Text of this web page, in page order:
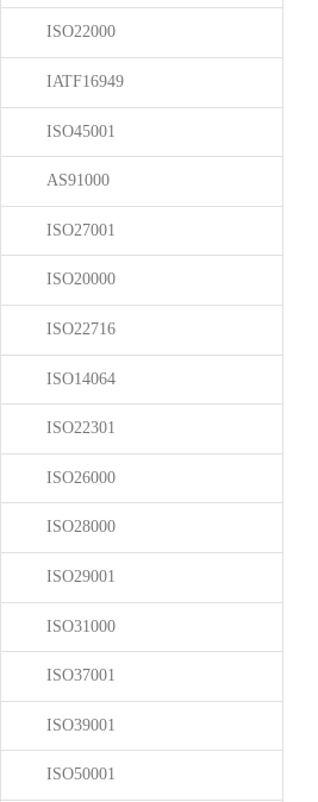
ISO22000
IATF16949
ISO45001
AS91000
ISO27001
ISO20000
ISO22716
ISO14064
ISO22301
ISO26000
ISO28000
ISO29001
ISO31000
ISO37001
ISO39001
ISO50001